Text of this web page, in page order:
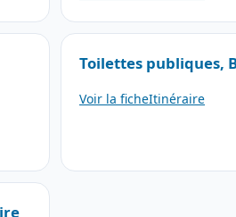
Toilettes publiques,
Voir la ficheItinéraire